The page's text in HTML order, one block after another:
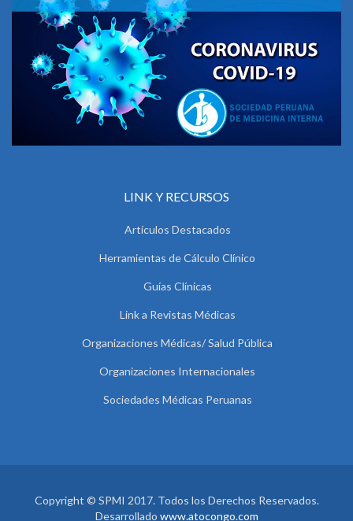
LINK Y RECURSOS
Artículos Destacados
Herramientas de Cálculo Clínico
Guías Clínicas
Link a Revistas Médicas
Organizaciones Médicas/ Salud Pública
Organizaciones Internacionales
Sociedades Médicas Peruanas
Copyright © SPMI 2017. Todos los Derechos Reservados.
Desarrollado www.atocongo.com